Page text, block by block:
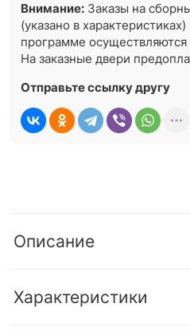
Внимание: Заказы на
(указано в
программе осуществляются
На заказные двери
Отправьте ссылку другу
Описание
Характеристики